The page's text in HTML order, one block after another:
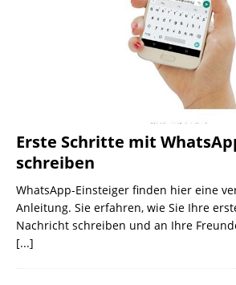
Erste Schritte mit
schreiben
WhatsApp-Einsteiger finden hier eine
Anleitung. Sie erfahren, wie Sie Ihre
Nachricht schreiben und an Ihre
[...]